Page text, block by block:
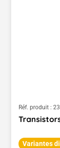
Réf. produit :
Variantes